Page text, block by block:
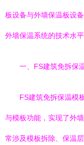
板设备与外墙保温板设
外墙保温系统的技术水平
一、FS建筑免拆保
FS建筑免拆保温模
与模板功能，实现了外
常涉及模板拆除、保温